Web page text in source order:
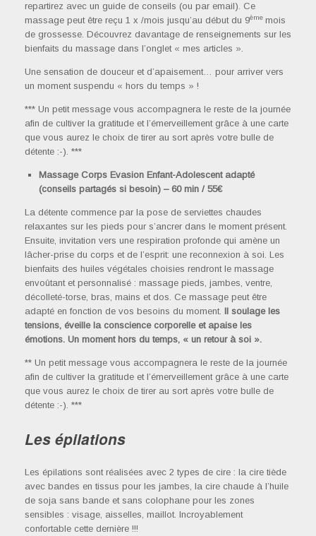
repartirez avec un guide de conseils (ou par email). Ce
massage peut être reçu 1 x /mois jusqu’au début du 9ème mois
de grossesse. Découvrez davantage de renseignements sur les
bienfaits du massage dans l’onglet « mes articles ».
Une sensation de douceur et d’apaisement… pour arriver vers
un moment suspendu « hors du temps » !
*** Un petit message vous accompagnera le reste de la journée
afin de cultiver la gratitude et l’émerveillement grâce à une carte
que vous aurez le choix de tirer au sort après votre bulle de
détente :-). ***
Massage Corps Evasion Enfant-Adolescent adapté
(conseils partagés si besoin) – 60 min / 55€
La détente commence par la pose de serviettes chaudes
relaxantes sur les pieds pour s’ancrer dans le moment présent.
Ensuite, invitation vers une respiration profonde qui amène un
lâcher-prise du corps et de l’esprit: une reconnexion à soi. Les
bienfaits des huiles végétales choisies rendront le massage
envoûtant et personnalisé : massage pieds, jambes, ventre,
décolleté-torse, bras, mains et dos. Ce massage peut être
adapté en fonction de vos besoins du moment. Il soulage les
tensions, éveille la conscience corporelle et apaise les
émotions. Un moment hors du temps, « un retour à soi ».
** Un petit message vous accompagnera le reste de la journée
afin de cultiver la gratitude et l’émerveillement grâce à une carte
que vous aurez le choix de tirer au sort après votre bulle de
détente :-). ***
Les épilations
Les épilations sont réalisées avec 2 types de cire : la cire tiède
avec bandes en tissus pour les jambes, la cire chaude à l’huile
de soja sans bande et sans colophane pour les zones
sensibles : visage, aisselles, maillot. Incroyablement
confortable cette dernière !!!